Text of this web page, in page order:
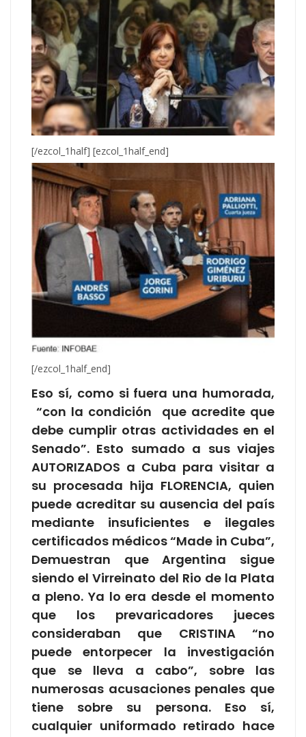
[/ezcol_1half] [ezcol_1half_end]
[/ezcol_1half_end]
Eso sí, como si fuera una humorada,
“con la condición que acredite que
debe cumplir otras actividades en el
Senado”. Esto sumado a sus viajes
AUTORIZADOS a Cuba para visitar a
su procesada hija FLORENCIA, quien
puede acreditar su ausencia del país
mediante insuficientes e ilegales
certificados médicos “Made in Cuba”,
Demuestran que Argentina sigue
siendo el Virreinato del Rio de la Plata
a pleno. Ya lo era desde el momento
que los prevaricadores jueces
consideraban que CRISTINA “no
puede entorpecer la investigación
que se lleva a cabo”, sobre las
numerosas acusaciones penales que
tiene sobre su persona. Eso sí,
cualquier uniformado retirado hace